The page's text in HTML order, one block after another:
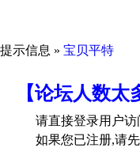
提示信息 » 宝贝平特
【论坛人数
请直接登录用户
如果您已注册,请